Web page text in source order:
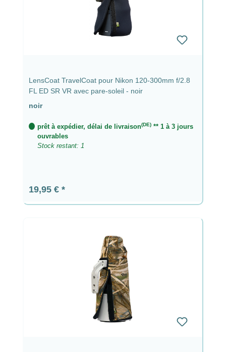
LensCoat TravelCoat pour Nikon 120-300mm f/2.8
FL ED SR VR avec pare-soleil - noir
noir
prêt à expédier, délai de livraison(DE)** 1 à 3 jours
ouvrables
Stock restant: 1
Prix régulier :
19,95 €